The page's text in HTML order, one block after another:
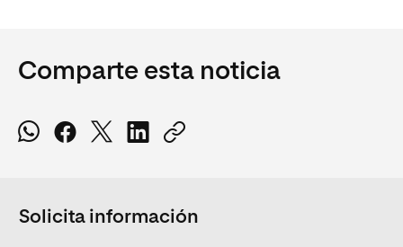
Comparte esta noticia
Solicita información